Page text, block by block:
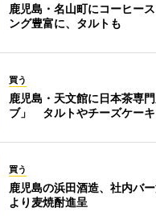
鹿児島・名山町にコーヒー
ング豊富に、タルトも
買う
鹿児島・天文館に日本茶専
ブ」 タルトやチーズケー
買う
鹿児島の浜田酒造、社内バ
より麦焼酎進呈